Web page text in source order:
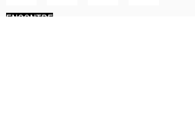
ENCONTRE